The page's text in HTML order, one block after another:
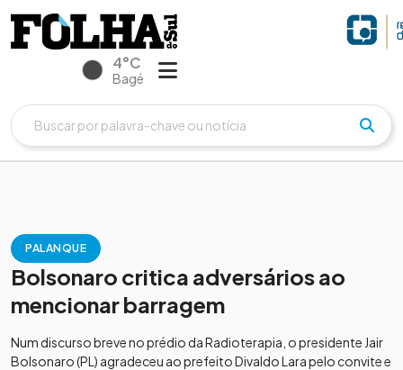
4°C
Bagé
PALANQUE
Bolsonaro critica adversários ao
mencionar barragem
Num discurso breve no prédio da Radioterapia, o presidente Jair
Bolsonaro (PL) agradeceu ao prefeito Divaldo Lara pelo convite e